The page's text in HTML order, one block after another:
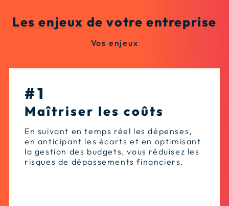
Les enjeux de votre entreprise
Vos enjeux
#1
Maîtriser les coûts
En suivant en temps réel les dépenses,
en anticipant les écarts et en optimisant
la gestion des budgets, vous réduisez les
risques de dépassements financiers.